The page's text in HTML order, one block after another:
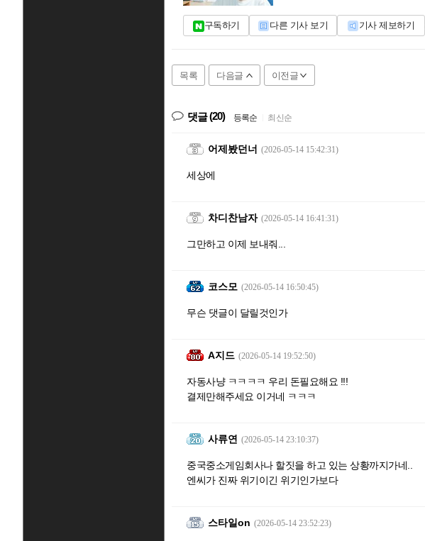
구독하기 다른 기사 보기 기사 제보하기
목록 다음글 이전글
댓글(20) 등록순 최신순
어제봤던너 (2026-05-14 15:42:31)
세상에
차디찬남자 (2026-05-14 16:41:31)
그만하고 이제 보내줘...
코스모 (2026-05-14 16:50:45)
무슨 댓글이 달릴것인가
A지드 (2026-05-14 19:52:50)
자동사냥 ㅋㅋㅋㅋ 우리 돈필요해요 !!!
결제만해주세요 이거네 ㅋㅋㅋ
사류연 (2026-05-14 23:10:37)
중국중소게임회사나 할짓을 하고 있는 상황까지가네..
엔씨가 진짜 위기이긴 위기인가보다
스타일on (2026-05-14 23:52:23)